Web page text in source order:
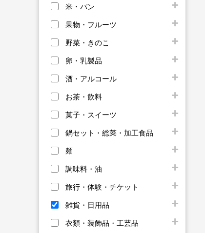
米・パン
果物・フルーツ
野菜・きのこ
卵・乳製品
酒・アルコール
お茶・飲料
菓子・スイーツ
鍋セット・総菜・加工食品
麺
調味料・油
旅行・体験・チケット
雑貨・日用品
衣類・装飾品・工芸品